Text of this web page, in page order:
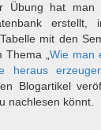
Übung hat man
mit den
„ Wie man
heraus
Blogartikel
nachlesen könnt.